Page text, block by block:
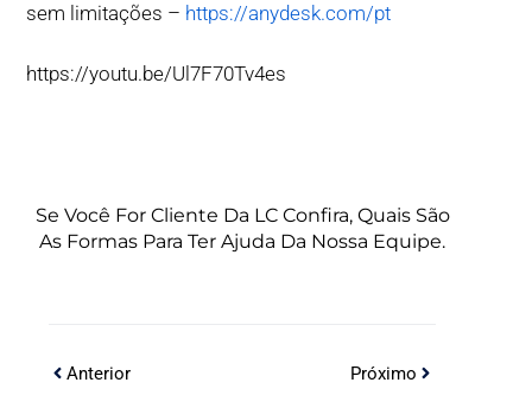
sem limitações – https://anydesk.com/pt
https://youtu.be/Ul7F70Tv4es
Se Você For Cliente Da LC Confira, Quais São
As Formas Para Ter Ajuda Da Nossa Equipe.
Anterior Próximo